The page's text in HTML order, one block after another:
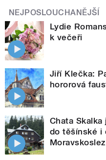
NEJPOSLOUCHANĚJŠÍ
Lydie
k večeři
Jiří Klečka:
hororová
Chata
do těšínské i